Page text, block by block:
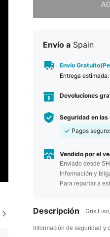
Envío a Spain
Envío
Entrega estimada:
Devoluciones
Seguridad en
Pagos
Vendido por el
Enviado desde
Información y
Para reportar a
Descripción
Información de seguridad y